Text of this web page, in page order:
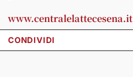
www.centralelattecesena.it
CONDIVIDI